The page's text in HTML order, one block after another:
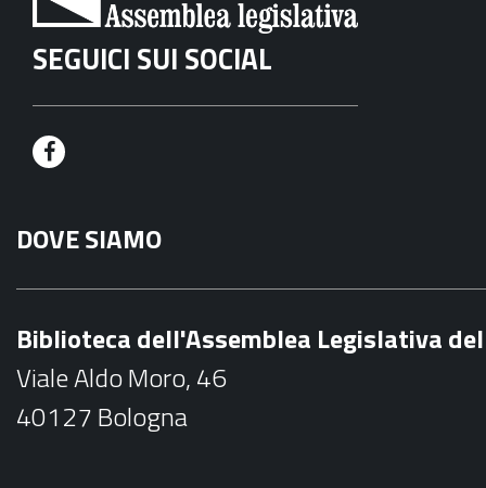
SEGUICI SUI SOCIAL
F
c
e
k
DOVE SIAMO
Biblioteca dell'Assemblea Legislativa
Viale Aldo Moro, 46
40127 Bologna